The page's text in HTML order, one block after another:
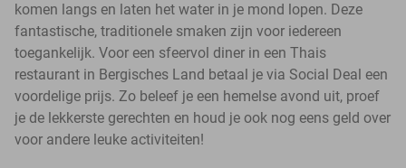
komen langs en laten het water in je mond lopen. Deze
fantastische, traditionele smaken zijn voor iedereen
toegankelijk. Voor een sfeervol diner in een Thais
restaurant in Bergisches Land betaal je via Social Deal een
voordelige prijs. Zo beleef je een hemelse avond uit, proef
je de lekkerste gerechten en houd je ook nog eens geld over
voor andere leuke activiteiten!